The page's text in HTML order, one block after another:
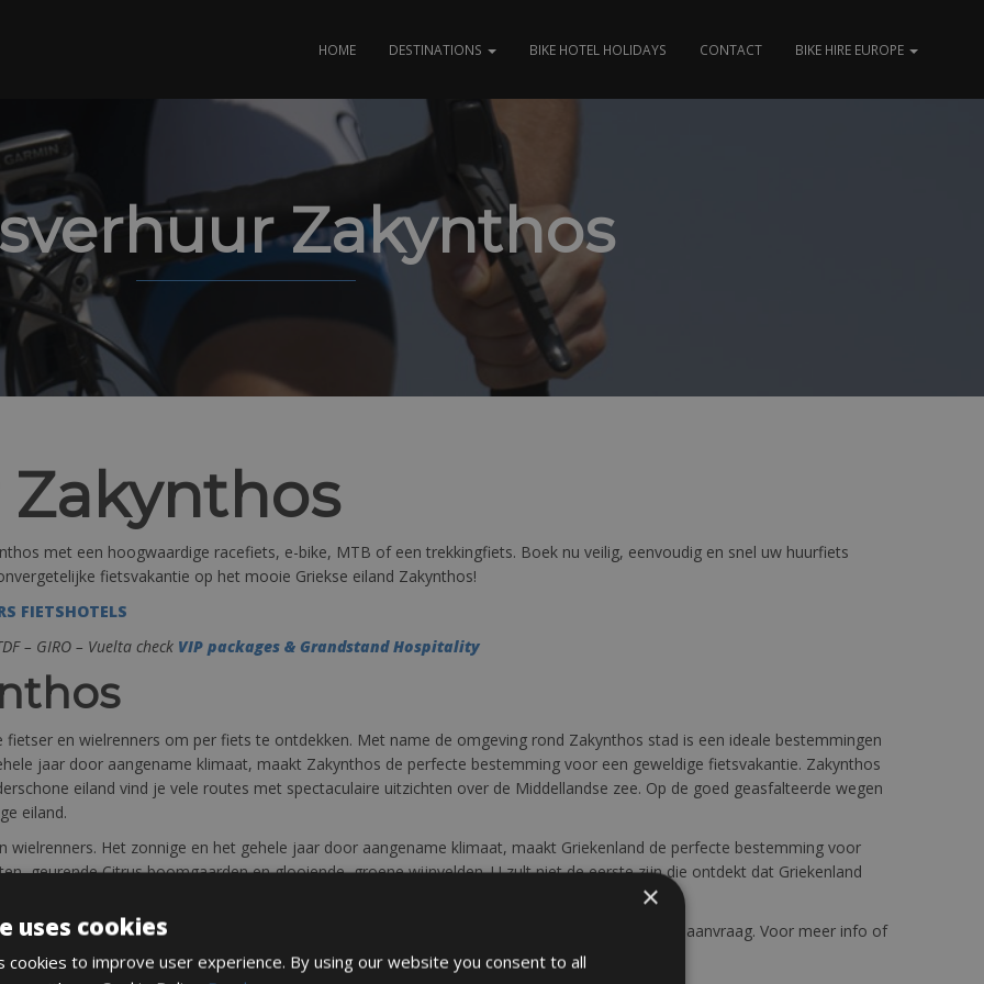
HOME DESTINATIONS BIKE HOTEL HOLIDAYS CONTACT BIKE HIRE EUROPE
Zakynthos
met een hoogwaardige racefiets, e-bike, MTB of een trekkingfiets. Boek nu veilig, eenvoudig en snel uw huurfiets
fietsvakantie op het mooie Griekse eiland Zakynthos!
FIETSHOTELS
– GIRO – Vuelta check VIP packages & Grandstand Hospitality
en wielrenners om per fiets te ontdekken. Met name de omgeving rond Zakynthos stad is een ideale bestemmingen
jaar door aangename klimaat, maakt Zakynthos de perfecte bestemming voor een geweldige fietsvakantie. Zakynthos
eiland vind je vele routes met spectaculaire uitzichten over de Middellandse zee. Op de goed geasfalteerde wegen
eiland.
wielrenners. Het zonnige en het gehele jaar door aangename klimaat, maakt Griekenland de perfecte bestemming voor
geurende Citrus boomgaarden en glooiende, groene wijnvelden. U zult niet de eerste zijn die ontdekt dat Griekenland
gemaakt te worden met een minimale afname van 5 dagen. Reserveringen zijn alleen op aanvraag. Voor meer info of
ons op info@cycleclassictours.com
×
uses cookies
cookies to improve user experience. By using our website you consent to all